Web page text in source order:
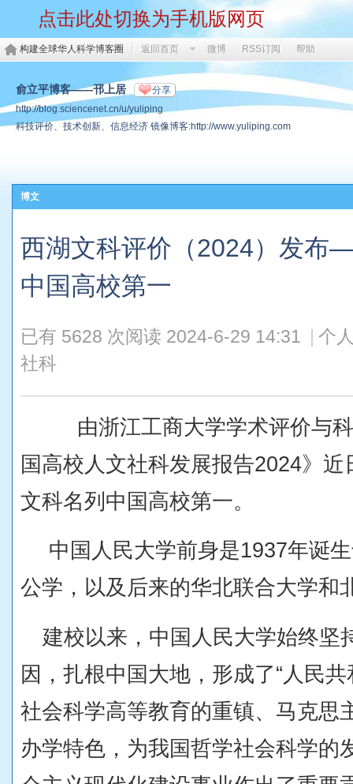
点击此处切换为手机版网页
构建全球华人科学博客圈 返回首页 微博 RSS订阅 帮助
俞立平博客——邗上居 分享
http://blog.sciencenet.cn/u/yuliping
科技评价、技术创新、信息经济 镜像博客:http://www.yuliping.com
博文
西湖文科评价（2024）发布
中国高校第一
已有 5628 次阅读 2024-6-29 14:31
个
社科
由浙江工商大学学术评价与
国高校人文社科发展报告2024》近
文科名列中国高校第一。
中国人民大学前身是1937年诞
公学，以及后来的华北联合大学和
建校以来，中国人民大学始终坚
因，扎根中国大地，形成了“人民
社会科学高等教育的重镇、马克思
办学特色，为我国哲学社会科学的